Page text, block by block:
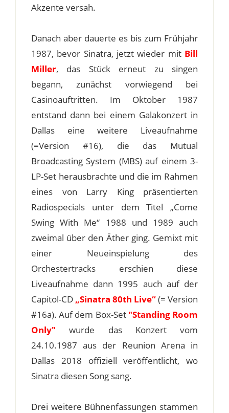
Akzente versah.
Danach aber dauerte es bis zum Frühjahr
1987, bevor Sinatra, jetzt wieder mit Bill
Miller, das Stück erneut zu singen
begann, zunächst vorwiegend bei
Casinoauftritten. Im Oktober 1987
entstand dann bei einem Galakonzert in
Dallas eine weitere Liveaufnahme
(=Version #16), die das Mutual
Broadcasting System (MBS) auf einem 3-
LP-Set herausbrachte und die im Rahmen
eines von Larry King präsentierten
Radiospecials unter dem Titel „Come
Swing With Me“ 1988 und 1989 auch
zweimal über den Äther ging. Gemixt mit
einer Neueinspielung des
Orchestertracks erschien diese
Liveaufnahme dann 1995 auch auf der
Capitol-CD „Sinatra 80th Live“(= Version
#16a). Auf dem Box-Set "Standing Room
Only" wurde das Konzert vom
24.10.1987 aus der Reunion Arena in
Dallas 2018 offiziell veröffentlicht, wo
Sinatra diesen Song sang.
Drei weitere Bühnenfassungen stammen